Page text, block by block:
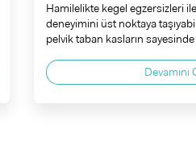
Hamilelikte kegel egzersizleri
deneyimini üst noktaya
pelvik taban kasların
Devamını